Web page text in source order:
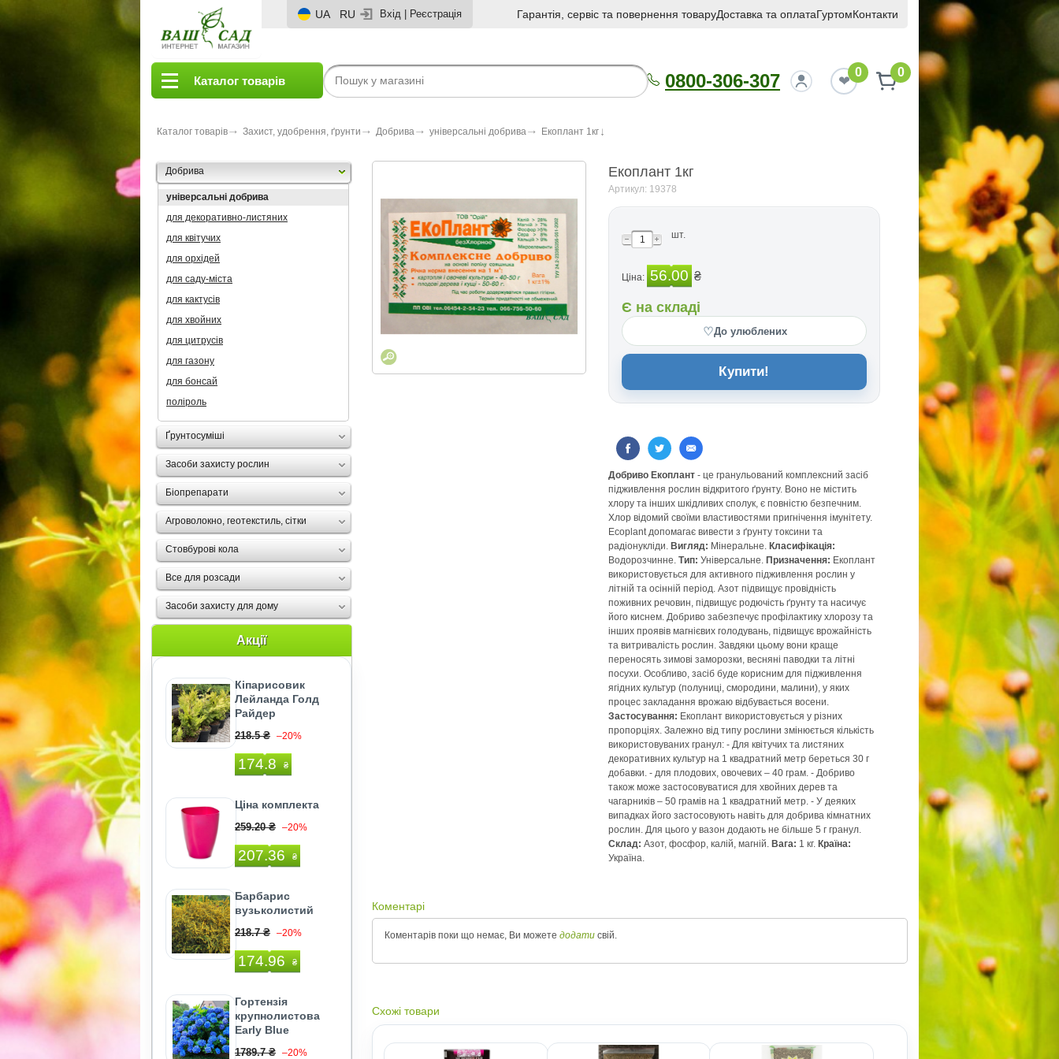
UA RU Вхід Реєстрація Гарантія, сервіс та повернення товаруДоставка та оплатаГуртомКонтакти
Каталог товарів 0800-306-307 0 0
Каталог товарів Захист, удобрення, ґрунти Добрива універсальні добрива Екоплант 1кг
Добрива
універсальні добрива
для декоративно-листяних
для квітучих
для орхідей
для саду-міста
для кактусів
для хвойних
для цитрусів
для газону
для бонсай
поліроль
Ґрунтосуміші
Засоби захисту рослин
Біопрепарати
Агроволокно, геотекстиль, сітки
Стовбурові кола
Все для розсади
Засоби захисту для дому
Акції
Кіпарисовик
Лейланда Голд
Райдер
218.5 ₴ –20%
174.8 ₴
Ціна комплекта
259.20 ₴ –20%
207.36 ₴
Барбарис
вузьколистий
218.7 ₴ –20%
174.96 ₴
Гортензія
крупнолистова
Early Blue
1789.7 ₴ –20%
Екоплант 1кг
Артикул: 19378
шт.
Ціна: 56.00 ₴
Є на складі
♡До улюблених
Купити!
Добриво Екоплант - це гранульований комплексний засіб
підживлення рослин відкритого ґрунту. Воно не містить
хлору та інших шкідливих сполук, є повністю безпечним.
Хлор відомий своїми властивостями пригнічення імунітету.
Ecoplant допомагає вивести з ґрунту токсини та
радіонукліди. Вигляд: Мінеральне. Класифікація:
Водорозчинне. Тип: Універсальне. Призначення: Екоплант
використовується для активного підживлення рослин у
літній та осінній період. Азот підвищує провідність
поживних речовин, підвищує родючість ґрунту та насичує
його киснем. Добриво забезпечує профілактику хлорозу та
інших проявів магнієвих голодувань, підвищує врожайність
та витривалість рослин. Завдяки цьому вони краще
переносять зимові заморозки, весняні паводки та літні
посухи. Особливо, засіб буде корисним для підживлення
ягідних культур (полуниці, смородини, малини), у яких
процес закладання врожаю відбувається восени.
Застосування: Екоплант використовується у різних
пропорціях. Залежно від типу рослини змінюється кількість
використовуваних гранул: - Для квітучих та листяних
декоративних культур на 1 квадратний метр береться 30 г
добавки. - для плодових, овочевих – 40 грам. - Добриво
також може застосовуватися для хвойних дерев та
чагарників – 50 грамів на 1 квадратний метр. - У деяких
випадках його застосовують навіть для добрива кімнатних
рослин. Для цього у вазон додають не більше 5 г гранул.
Склад: Азот, фосфор, калій, магній. Вага: 1 кг. Країна:
Україна.
Коментарі
Коментарів поки що немає, Ви можете додати свій.
Схожі товари